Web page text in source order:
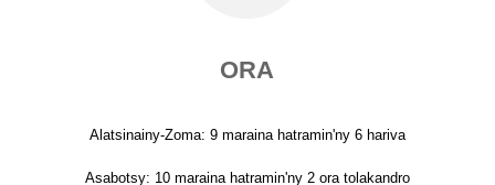
ORA
Alatsinainy-Zoma: 9 maraina hatramin'ny 6 hariva
Asabotsy: 10 maraina hatramin'ny 2 ora tolakandro